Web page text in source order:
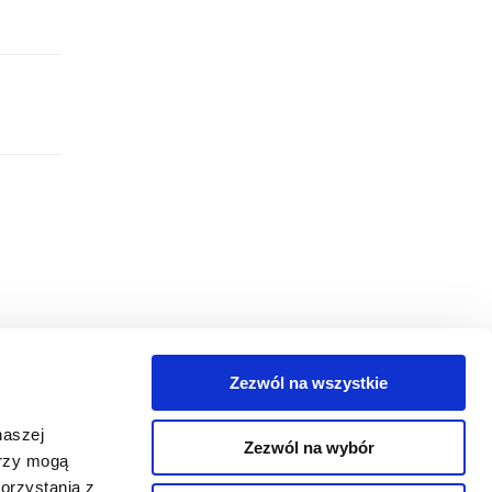
mogą
z
Zezwól na wszystkie
Zezwól na wybór